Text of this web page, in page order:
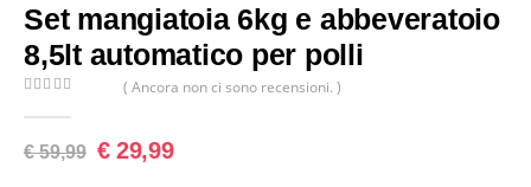
Set mangiatoia 6kg e abbeveratoio
8,5lt automatico per polli
( Ancora non ci sono recensioni. )
€59,99 €29,99